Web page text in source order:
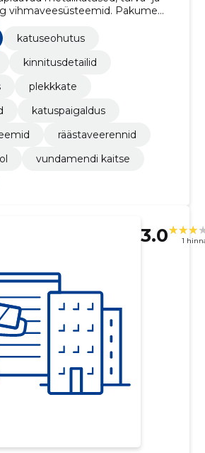
vihmaveesüsteemid. Pakume
juhtimist ja õigeaegset
katuseohutus
kinnitusdetailid
plekkkate
katuspaigaldus
räästaveerennid
vundamendi kaitse
3.0 1